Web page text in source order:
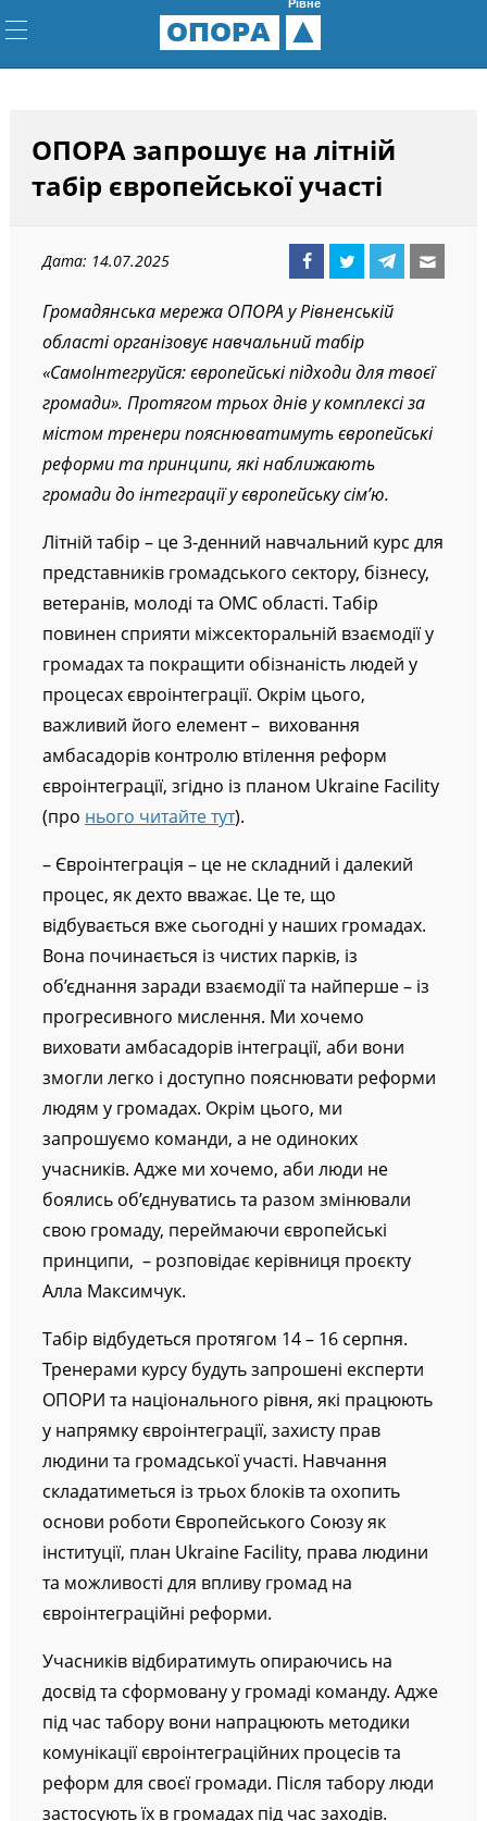
ОПОРА
Рівне
ОПОРА запрошує на літній
табір європейської участі
Громадянська мережа ОПОРА у Рівненській
області організовує навчальний табір
«СамоІнтегруйся: європейські підходи для твоєї
громади». Протягом трьох днів у комплексі за
містом тренери пояснюватимуть європейські
реформи та принципи, які наближають
Літній табір – це 3-денний навчальний курс для
представників громадського сектору, бізнесу,
ветеранів, молоді та ОМС області. Табір
повинен сприяти міжсекторальній взаємодії у
громадах та покращити обізнаність людей у
процесах євроінтеграції. Окрім цього,
важливий його елемент – виховання
амбасадорів контролю втілення реформ
євроінтеграції, згідно із планом Ukraine Facility
– Євроінтеграція – це не складний і далекий
процес, як дехто вважає. Це те, що
відбувається вже сьогодні у наших громадах.
Вона починається із чистих парків, із
об’єднання заради взаємодії та найперше – із
прогресивного мислення. Ми хочемо
виховати амбасадорів інтеграції, аби вони
змогли легко і доступно пояснювати реформи
запрошуємо команди, а не одиноких
учасників. Адже ми хочемо, аби люди не
боялись об’єднуватись та разом змінювали
свою громаду, переймаючи європейські
принципи, – розповідає керівниця проєкту
Табір відбудеться протягом 14 – 16 серпня.
Тренерами курсу будуть запрошені експерти
ОПОРИ та національного рівня, які працюють
у напрямку євроінтеграції, захисту прав
людини та громадської участі. Навчання
складатиметься із трьох блоків та охопить
основи роботи Європейського Союзу як
інституції, план Ukraine Facility, права людини
та можливості для впливу громад на
Учасників відбиратимуть опираючись на
досвід та сформовану у громаді команду. Адже
під час табору вони напрацюють методики
комунікації євроінтеграційних процесів та
реформ для своєї громади. Після табору люди